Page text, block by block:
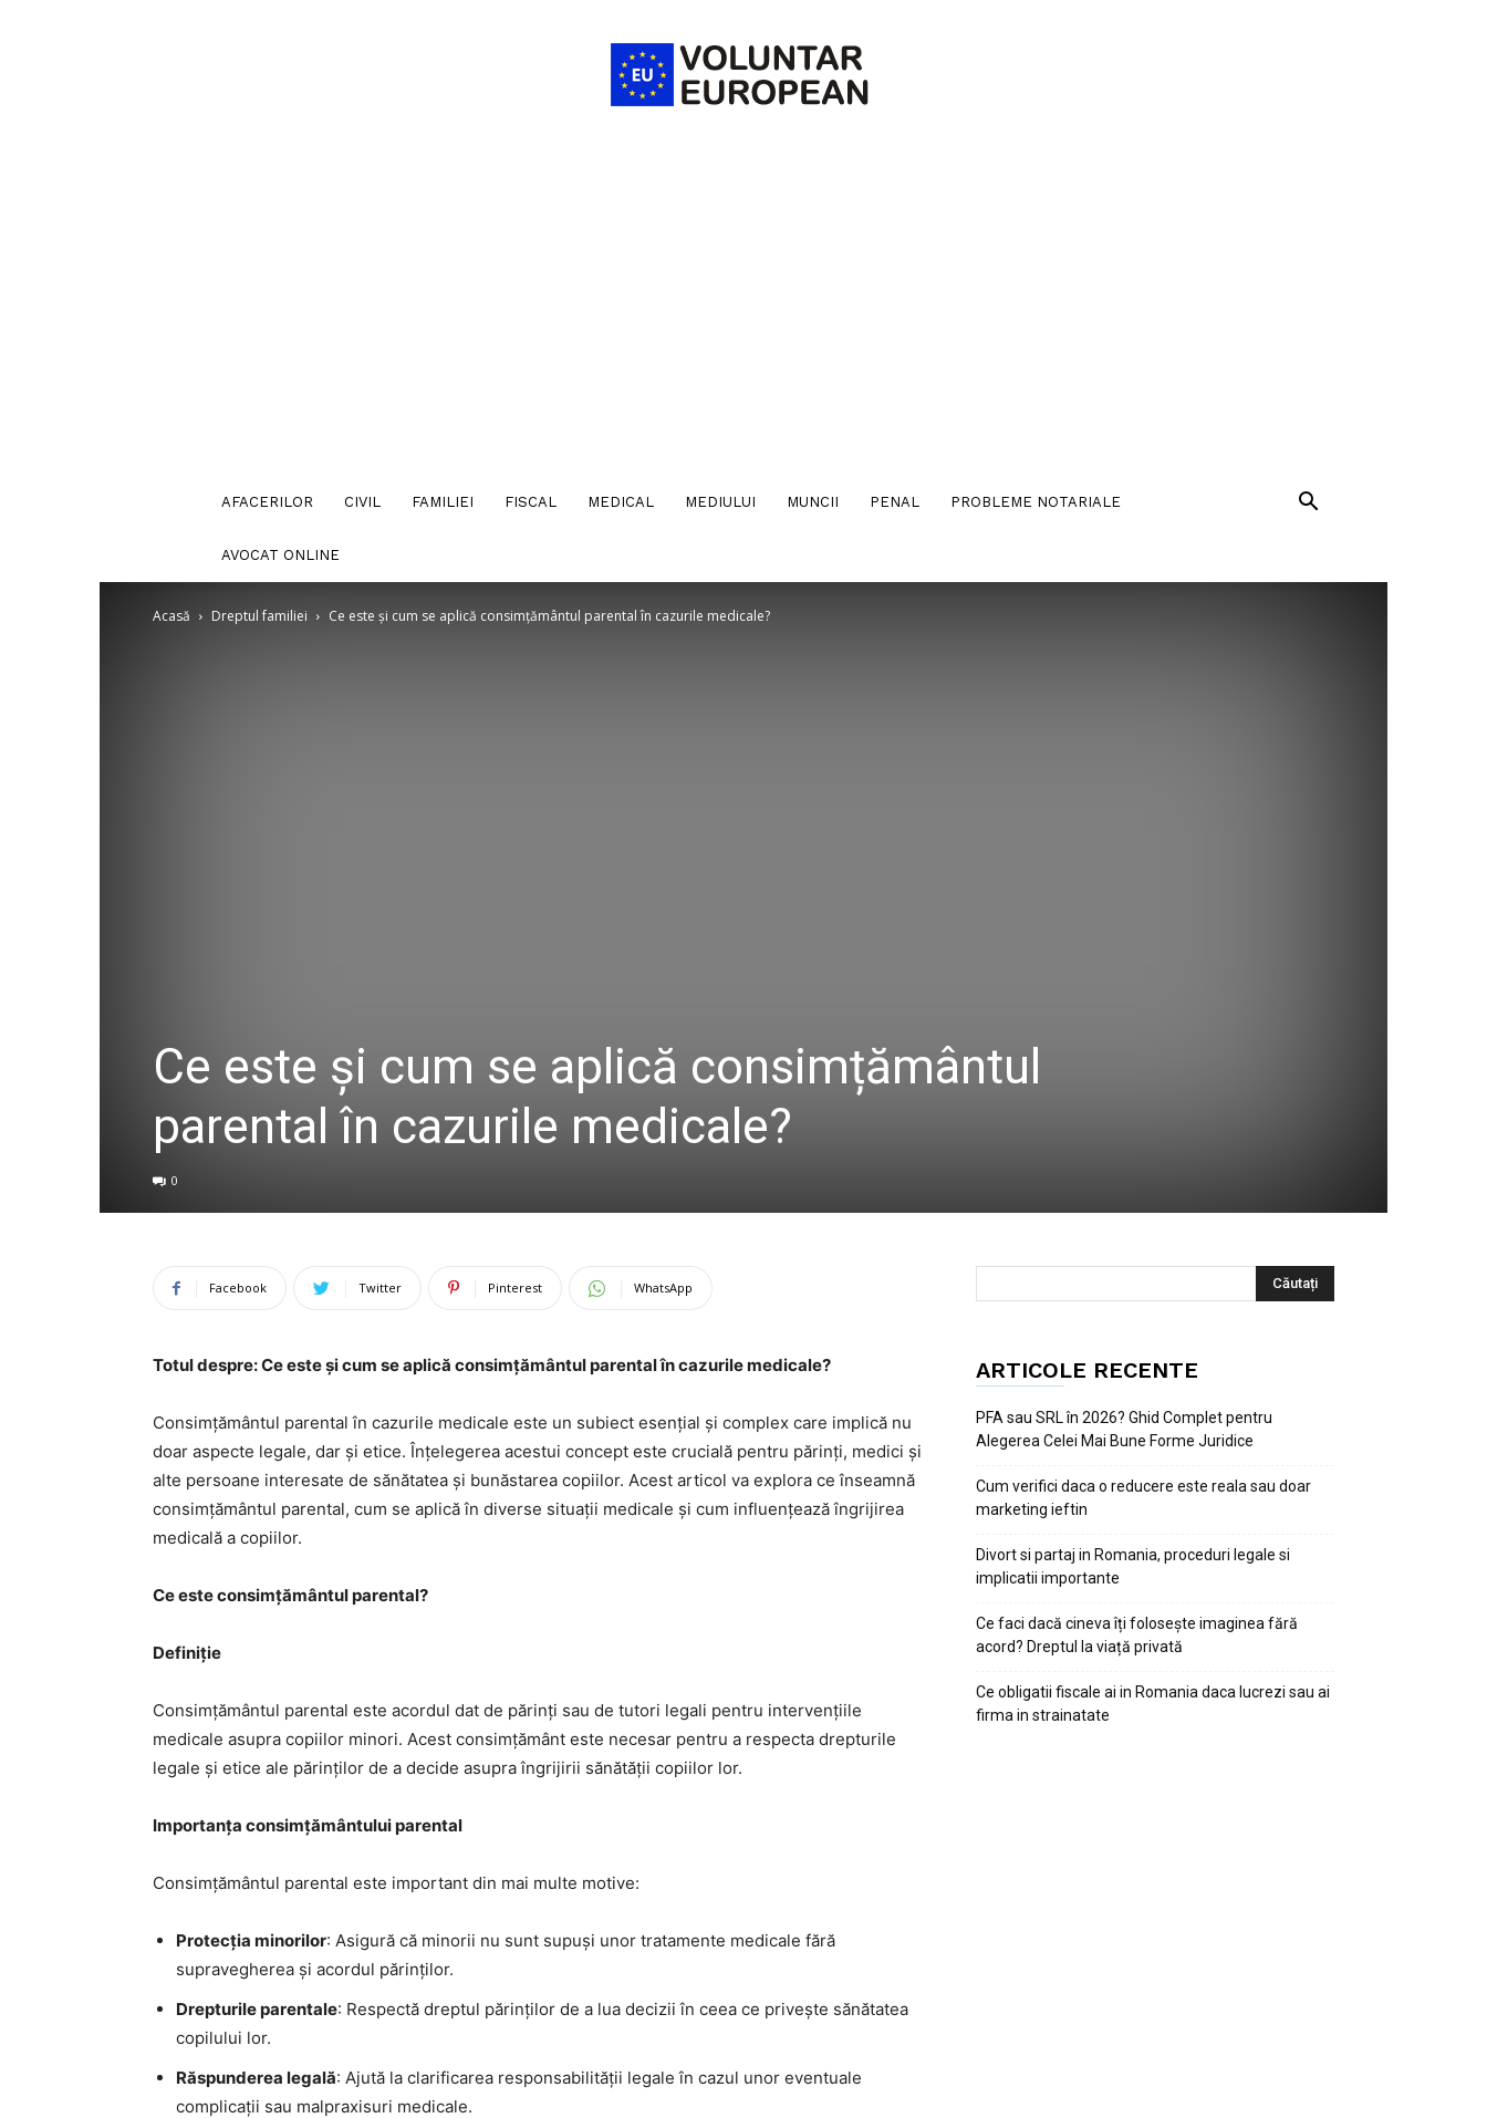
AFACERILOR CIVIL FAMILIEI FISCAL MEDICAL MEDIULUI MUNCII PENAL PROBLEME NOTARIALE
AVOCAT ONLINE
Acasă Dreptul familiei Ce este și cum se aplică consimțământul parental în cazurile medicale?
Ce este și cum se aplică consimțământul
parental în cazurile medicale?
0
Facebook Twitter Pinterest WhatsApp
Totul despre: Ce este și cum se aplică consimțământul parental în cazurile medicale?
Consimțământul parental în cazurile medicale este un subiect esențial și complex care implică nu
doar aspecte legale, dar și etice. Înțelegerea acestui concept este crucială pentru părinți, medici și
alte persoane interesate de sănătatea și bunăstarea copiilor. Acest articol va explora ce înseamnă
consimțământul parental, cum se aplică în diverse situații medicale și cum influențează îngrijirea
medicală a copiilor.
Ce este consimțământul parental?
Definiție
Consimțământul parental este acordul dat de părinți sau de tutori legali pentru intervențiile
medicale asupra copiilor minori. Acest consimțământ este necesar pentru a respecta drepturile
legale și etice ale părinților de a decide asupra îngrijirii sănătății copiilor lor.
Importanța consimțământului parental
Consimțământul parental este important din mai multe motive:
Protecția minorilor: Asigură că minorii nu sunt supuși unor tratamente medicale fără
supravegherea și acordul părinților.
Drepturile parentale: Respectă dreptul părinților de a lua decizii în ceea ce privește sănătatea
copilului lor.
Răspunderea legală: Ajută la clarificarea responsabilității legale în cazul unor eventuale
complicații sau malpraxisuri medicale.
ARTICOLE RECENTE
PFA sau SRL în 2026? Ghid Complet pentru
Alegerea Celei Mai Bune Forme Juridice
Cum verifici daca o reducere este reala sau doar
marketing ieftin
Divort si partaj in Romania, proceduri legale si
implicatii importante
Ce faci dacă cineva îți folosește imaginea fără
acord? Dreptul la viață privată
Ce obligatii fiscale ai in Romania daca lucrezi sau ai
firma in strainatate